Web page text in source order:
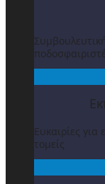
Ευκαιρίες
τομείς